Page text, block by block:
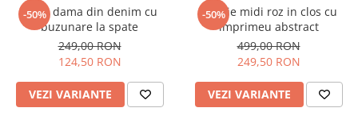
-50%
Blugi dama din denim cu
buzunare la spate
249,00 RON
124,50 RON
VEZI VARIANTE
-50%
Rochie midi roz in clos cu
imprimeu abstract
499,00 RON
249,50 RON
VEZI VARIANTE